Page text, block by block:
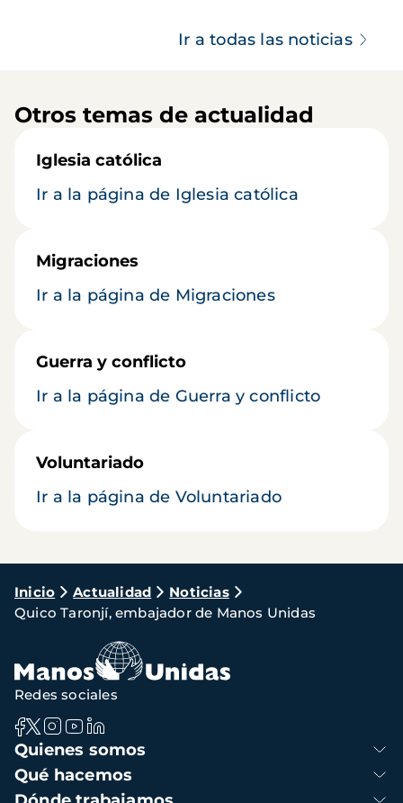
Ir a todas las noticias
Otros temas de actualidad
Iglesia católica
Ir a la página de Iglesia católica
Migraciones
Ir a la página de Migraciones
Guerra y conflicto
Ir a la página de Guerra y conflicto
Voluntariado
Ir a la página de Voluntariado
Ruta
de
navegación
Inicio Actualidad
Noticias
Quico Taronjí, embajador de Manos Unidas
Navegación
principal
Quienes somos
Qué hacemos
Redes sociales